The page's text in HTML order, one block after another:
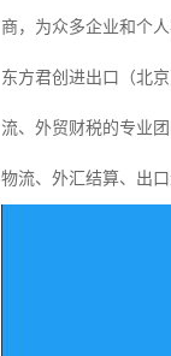
商，为众多企业和个
东方君创进出口（北
流、外贸财税的专业
物流、外汇结算、出